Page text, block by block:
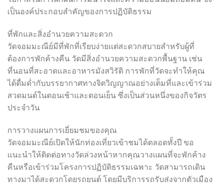
เป็นองค์ประกอบสำคัญของการปฏิบัติธรรม
ที่พักและสิ่งอำนวยความสะดวก
วัดจอมมะณีย์มีที่พักที่เรียบง่ายแต่สะดวกสบายสำหรับผู้ที่
ต้องการพักค้างคืน วัดมีสิ่งอำนวยความสะดวกพื้นฐาน เช่น
ที่นอนที่สะอาดและอาหารมังสวิรัติ การพักที่วัดจะทำให้คุณ
ได้ดื่มด่ำกับบรรยากาศทางจิตวิญญาณอย่างเต็มที่และเข้าร่วม
สวดมนต์ในตอนเช้าและตอนเย็น ซึ่งเป็นส่วนหนึ่งของกิจวัตร
ประจำวัน
การวางแผนการเยี่ยมชมของคุณ
วัดจอมมะณีย์เปิดให้นักท่องเที่ยวเข้าชมได้ตลอดทั้งปี ขอ
แนะนำให้ติดต่อทางวัดล่วงหน้าหากคุณวางแผนที่จะพักค้าง
คืนหรือเข้าร่วมโครงการปฏิบัติธรรมเฉพาะ วัดสามารถเดิน
ทางมาได้สะดวกโดยรถยนต์ โดยมีบริการรถรับส่งจากตัวเมือง